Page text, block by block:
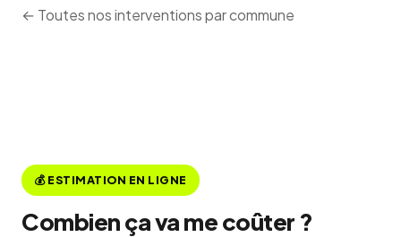
← Toutes nos interventions par commune
💰 ESTIMATION EN LIGNE
Combien ça va me coûter ?